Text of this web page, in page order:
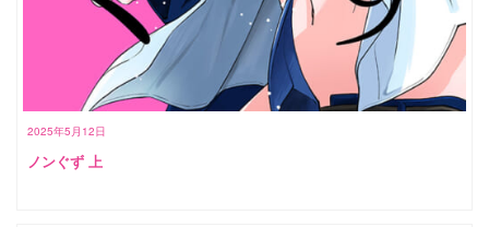
2025年5月12日
ノンぐず 上